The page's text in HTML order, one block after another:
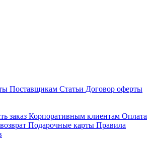
Поставщикам Статьи Договор оферты
заказ Корпоративным клиентам Оплата
Подарочные карты Правила